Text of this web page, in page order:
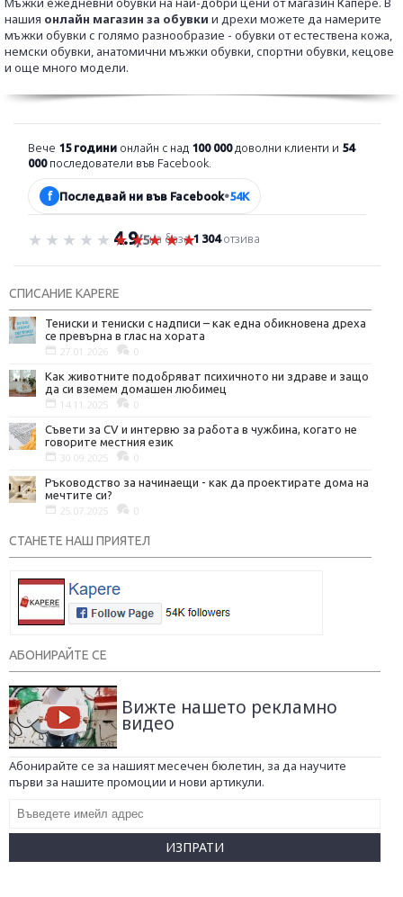
нашия онлайн магазин за обувки и дрехи можете да намерите
мъжки обувки с голямо разнообразие - обувки от естествена кожа,
немски обувки, анатомични мъжки обувки, спортни обувки, кецове
и още много модели.
Вече 15 години онлайн с над 100 000доволни клиенти и 54
000последователи във Facebook.
f Последвай ни във Facebook•54K
Оценка 4.9 от 5
4.9/5на база1 304отзива
СПИСАНИЕ KAPERE
Тениски и тениски с надписи – как една обикновена дреха
се превърна в глас на хората
27.01.2026 0
Как животните подобряват психичното ни здраве и защо
да си вземем домашен любимец
14.11.2025 0
Съвети за CV и интервю за работа в чужбина, когато не
говорите местния език
30.09.2025 0
Ръководство за начинаещи - как да проектирате дома на
мечтите си?
25.07.2025 0
СТАНЕТЕ НАШ ПРИЯТЕЛ
АБОНИРАЙТЕ СЕ
Вижте нашето рекламно
видео
Абонирайте се за нашият месечен бюлетин, за да научите
първи за нашите промоции и нови артикули.
ИЗПРАТИ